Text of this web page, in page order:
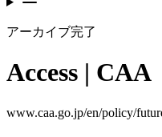
アーカイブ完了
Access | CAA
www.caa.go.jp/en/policy/